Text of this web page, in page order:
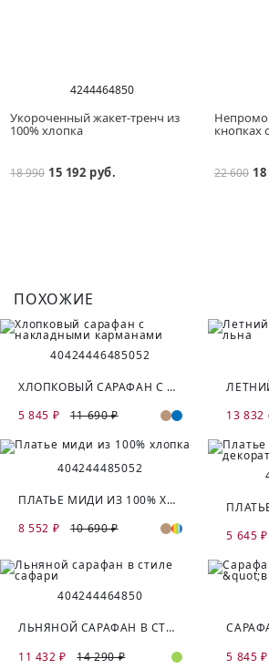
4244464850
Укороченный жакет-тренч из
100% хлопка
18 990 15 192 руб.
кнопках
22 600
ПОХОЖИЕ
40424446485052
ХЛОПКОВЫЙ САРАФАН С НАКЛАДНЫМИ КАРМАНАМИ
5 845 ₽
11 690 ₽
13 832
404244485052
ПЛАТЬЕ МИДИ ИЗ 100% ХЛОПКА
8 552 ₽
10 690 ₽
5 645 ₽
404244464850
ЛЬНЯНОЙ САРАФАН В СТИЛЕ САФАРИ
11 432 ₽
14 290 ₽
5 845 ₽